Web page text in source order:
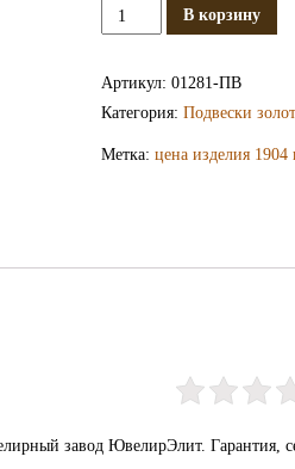
Количество
Золотая
В корзину
Артикул: 01281-ПВ
Категория: Подвески
Метка: цена изделия 1904
завод ЮвелирЭлит. Гарантия,